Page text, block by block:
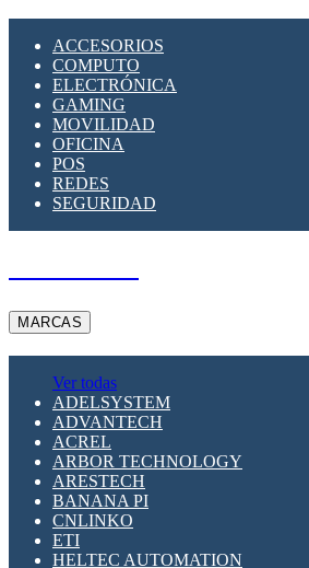
SUPRESOR DE TRANSIENTES
APLICACIONES
ACCESORIOS
COMPUTO
ELECTRÓNICA
GAMING
MOVILIDAD
OFICINA
POS
REDES
SEGURIDAD
MARCAS
Ver todas
ADELSYSTEM
ADVANTECH
ACREL
ARBOR TECHNOLOGY
ARESTECH
BANANA PI
CNLINKO
ETI
HELTEC AUTOMATION